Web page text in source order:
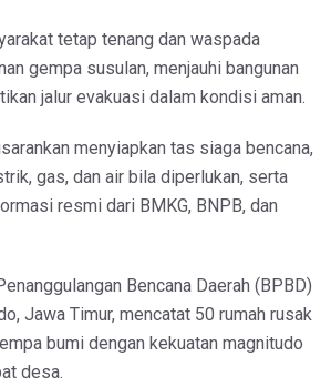
tetap tenang dan waspada
gempa susulan, menjauhi bangunan
jalur evakuasi dalam kondisi aman.
menyiapkan tas siaga bencana,
gas, dan air bila diperlukan, serta
resmi dari BMKG, BNPB, dan
Bencana Daerah (BPBD)
Jawa Timur, mencatat 50 rumah rusak
bumi dengan kekuatan magnitudo
desa.